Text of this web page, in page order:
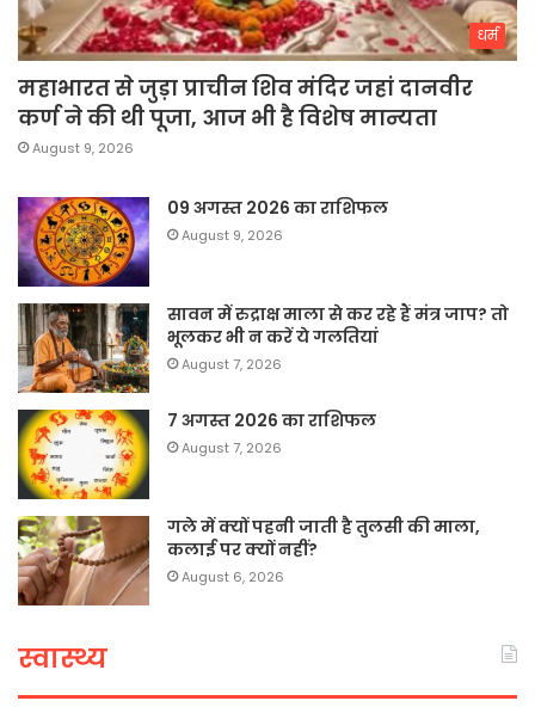
धर्म
महाभारत से जुड़ा प्राचीन शिव मंदिर जहां दानवीर
कर्ण ने की थी पूजा, आज भी है विशेष मान्यता
August 9, 2026
09 अगस्त 2026 का राशिफल
August 9, 2026
सावन में रुद्राक्ष माला से कर रहे हैं मंत्र जाप? तो
भूलकर भी न करें ये गलतियां
August 7, 2026
7 अगस्त 2026 का राशिफल
August 7, 2026
गले में क्यों पहनी जाती है तुलसी की माला,
कलाई पर क्यों नहीं?
August 6, 2026
स्वास्थ्य